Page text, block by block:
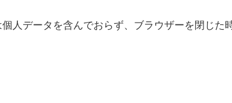
人データを含んでおらず、ブラウザーを閉じた